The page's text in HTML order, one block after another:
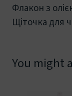
Флакон з
Щіточка для
You might